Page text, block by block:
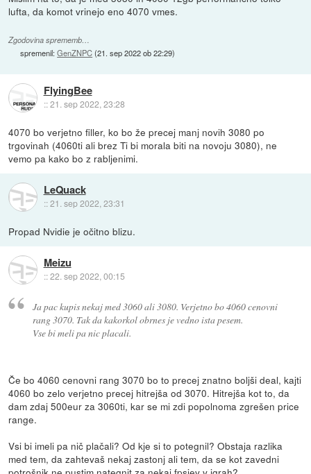
lufta, da komot vrinejo eno 4070 vmes.
Zgodovina sprememb…
spremenil:GenZNPC(21. sep 2022 ob 22:29)
FlyingBee
::21. sep 2022, 23:28
4070 bo verjetno filler, ko bo že precej manj novih 3080 po
trgovinah (4060ti ali brez Ti bi morala biti na novoju 3080), ne
vemo pa kako bo z rabljenimi.
LeQuack
::21. sep 2022, 23:31
Propad Nvidie je očitno blizu.
Meizu
::22. sep 2022, 00:15
Ja pac kupis nekaj med 3060 ali 3080. Verjetno bo 4060 cenovni
rang 3070. Tak da kakorkol obrnes je vedno ista pesem.
Vse bi meli pa nic placali.
Če bo 4060 cenovni rang 3070 bo to precej znatno boljši deal, kajti
4060 bo zelo verjetno precej hitrejša od 3070. Hitrejša kot to, da
dam zdaj 500eur za 3060ti, kar se mi zdi popolnoma zgrešen price
range.
Vsi bi imeli pa nič plačali? Od kje si to potegnil? Obstaja razlika
med tem, da zahtevaš nekaj zastonj ali tem, da se kot zavedni